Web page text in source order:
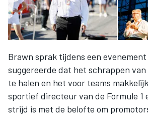
WEC DTM
Brawn sprak tijdens een
suggereerde dat het schrappen
te halen en het voor teams
sportief directeur van de Formule 1
strijd is met de belofte om